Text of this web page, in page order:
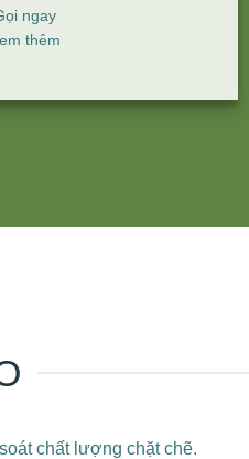
ngay
thêm
chất lượng chặt chẽ.